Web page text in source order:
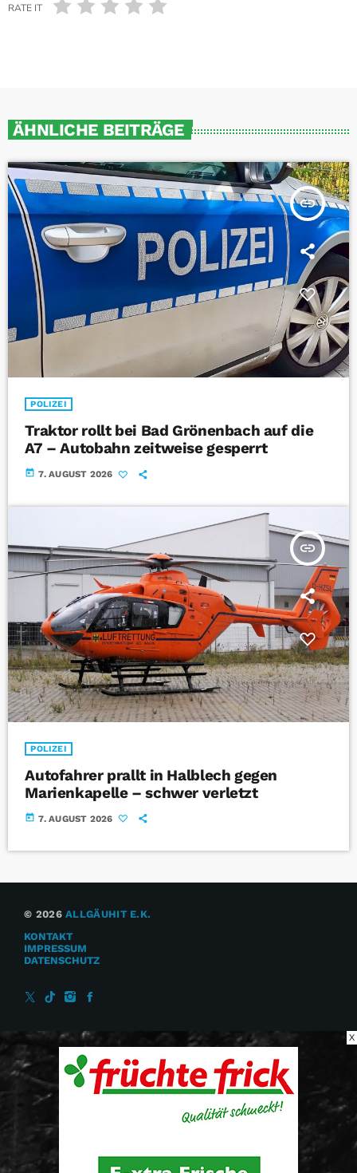
RATE IT
ÄHNLICHE BEITRÄGE
insert_link
POLIZEI
Traktor rollt bei Bad Grönenbach auf die
A7 – Autobahn zeitweise gesperrt
today 7. AUGUST 2026
insert_link
POLIZEI
Autofahrer prallt in Halblech gegen
Marienkapelle – schwer verletzt
today 7. AUGUST 2026
© 2026ALLGÄUHIT E.K.
KONTAKT
IMPRESSUM
DATENSCHUTZ
X